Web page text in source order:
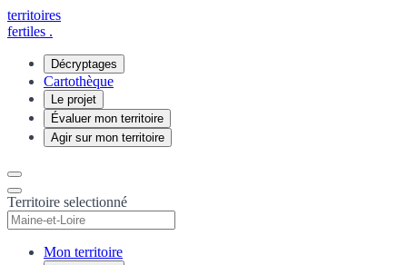
territoires
fertiles .
Décryptages
Cartothèque
Le projet
Évaluer mon territoire
Agir sur mon territoire
Territoire selectionné
Mon territoire